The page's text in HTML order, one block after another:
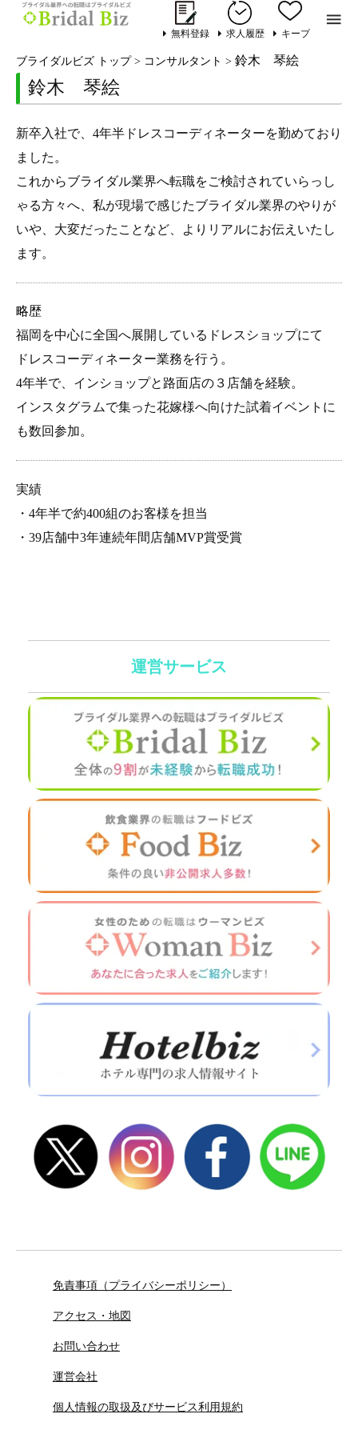

無料登録 求人履歴 キープ
ブライダルビズ トップ> コンサルタント > 鈴木 琴絵
鈴木 琴絵
新卒入社で、4年半ドレスコーディネーターを勤めており
ました。
これからブライダル業界へ転職をご検討されていらっし
ゃる方々へ、私が現場で感じたブライダル業界のやりが
いや、大変だったことなど、よりリアルにお伝えいたし
ます。
略歴
福岡を中心に全国へ展開しているドレスショップにて
ドレスコーディネーター業務を行う。
4年半で、インショップと路面店の３店舗を経験。
インスタグラムで集った花嫁様へ向けた試着イベントに
も数回参加。
実績
・4年半で約400組のお客様を担当
・39店舗中3年連続年間店舗MVP賞受賞
運営サービス
免責事項（プライバシーポリシー）
アクセス・地図
お問い合わせ
運営会社
個人情報の取扱及びサービス利用規約